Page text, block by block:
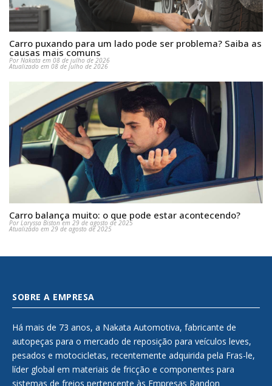
Carro puxando para um lado pode ser problema? Saiba as
causas mais comuns
Por Nakata em 08 de julho de 2026
Atualizado em 08 de julho de 2026
Carro balança muito: o que pode estar acontecendo?
Por Laryssa Biston em 29 de agosto de 2025
Atualizado em 29 de agosto de 2025
SOBRE A EMPRESA
Há mais de 73 anos, a Nakata Automotiva, fabricante de
autopeças para o mercado de reposição para veículos leves,
pesados e motocicletas, recentemente adquirida pela Fras-le,
líder global em materiais de fricção e componentes para
sistemas de freios pertencente às Empresas Randon